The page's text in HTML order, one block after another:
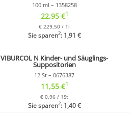
100 ml – 1358258
22,95 €1
€ 229,50 / 1l
Sie sparen2: 1,91 €
VIBURCOL N Kinder- und Säuglings-
Suppositorien
12 St – 0676387
11,55 €1
€ 0,96 / 1St
Sie sparen2: 1,40 €